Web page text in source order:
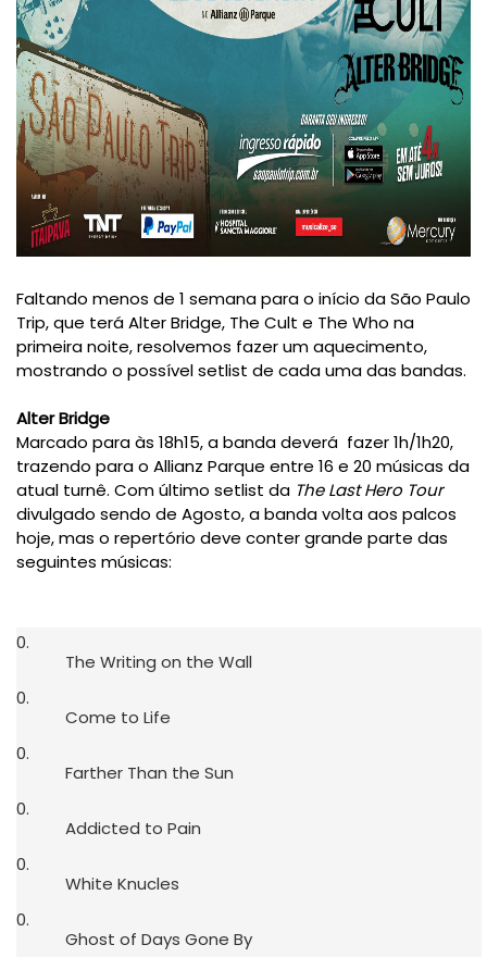
Faltando menos de 1 semana para o início da São Paulo
Trip, que terá Alter Bridge, The Cult e The Who na
primeira noite, resolvemos fazer um aquecimento,
mostrando o possível setlist de cada uma das bandas.
Alter Bridge
Marcado para às 18h15, a banda deverá fazer 1h/1h20,
trazendo para o Allianz Parque entre 16 e 20 músicas da
atual turnê. Com último setlist da The Last Hero Tour
divulgado sendo de Agosto, a banda volta aos palcos
hoje, mas o repertório deve conter grande parte das
seguintes músicas:
The Writing on the Wall
Come to Life
Farther Than the Sun
Addicted to Pain
White Knucles
Ghost of Days Gone By